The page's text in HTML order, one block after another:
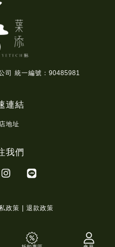
司 統一編號：90485981
連結
地址
我們
Instagram
政策 退款政策